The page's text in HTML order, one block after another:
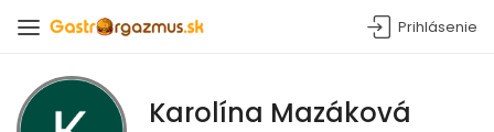
Prihlásenie
Karolína Mazáková